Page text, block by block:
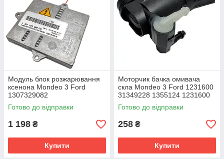
Модуль блок розжарювання
ксенона Mondeo 3 Ford
1307329082
Готово до відправки
1 198 ₴
Купити
Моторчик бачка омивача
скла Mondeo 3 Ford 1231600
31349228 1355124 1231600
Готово до відправки
258 ₴
Купити